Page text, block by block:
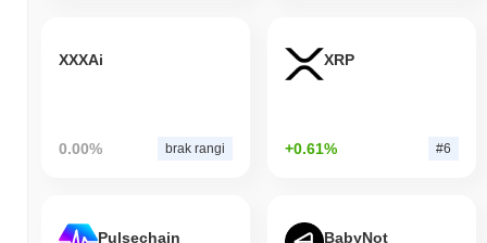
XXXAi
0.00% brak rangi
XRP
+0.61% #6
Pulsechain BabyNot